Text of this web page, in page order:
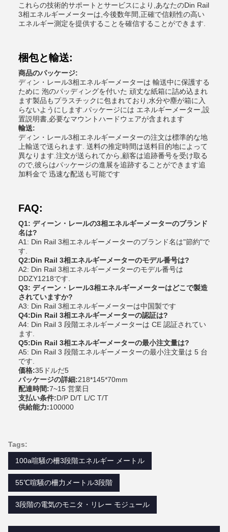
これらの技術的サポートとサービスにより,あなたのDin Rail
3相エネルギーメーターは,今後数年間,正確で信頼性の高い
エネルギー測定を提供することを確信することができます.
梱包と輸送:
商品のパッケージ:
ディン・レール3相エネルギーメーターは 輸送中に保護する
ために 泡のパッディングを付いた 頑丈な紙箱に詰め込まれ
ます製品もプラスチックに包まれており,水分や塵が箱に入
らないようにします.パッケージには エネルギーメーター,設
置説明書,必要なマウントハードウェアが含まれます
輸送:
ディン・レール3相エネルギーメーターの注文は標準的な地
上輸送で送られます. 送料の推定時間は送料目的地によって
異なります.注文が送られてから,顧客は追跡番号を受け取る
ので,彼らはパッケージの進展を追跡することができます追
加料金で 迅速な配送も可能です
FAQ:
Q1: ディーン・レールの3相エネルギーメーターのブランド
名は?
A1: Din Rail 3相エネルギーメーターのブランド名は"節約"で
す.
Q2:Din Rail 3相エネルギーメーターのモデル番号は?
A2: Din Rail 3相エネルギーメーターのモデル番号は
DDZY1218です.
Q3: ディーン・レール3相エネルギーメーターはどこで製造
されていますか?
A3: Din Rail 3相エネルギーメーターは中国製です
Q4:Din Rail 3相エネルギーメーターの認証は?
A4: Din Rail 3 段階エネルギーメーターは CE 認証されてい
ます.
Q5:Din Rail 3相エネルギーメーターの最小注文量は?
A5: Din Rail 3 段階エネルギーメーターの最小注文量は 5 台
です.
価格:35ドルだ5
パッケージの詳細:218*145*70mm
配達時間:7~15 営業日
支払い条件:D/P D/T L/C T/T
供給能力:100000
Tags:
100a喧騒の柵3段階エネルギー メートル
55℃喧騒の柵力メートル3段階
3段階の電気のモニタ・リレー モジュール